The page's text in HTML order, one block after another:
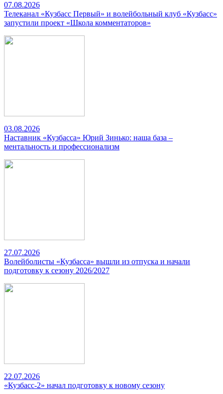
07.08.2026
Телеканал «Кузбасс Первый» и волейбольный клуб «Кузбасс»
запустили проект «Школа комментаторов»
03.08.2026
Наставник «Кузбасса» Юрий Зинько: наша база –
ментальность и профессионализм
27.07.2026
Волейболисты «Кузбасса» вышли из отпуска и начали
подготовку к сезону 2026/2027
22.07.2026
«Кузбасс-2» начал подготовку к новому сезону